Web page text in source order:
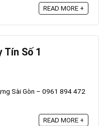
READ MORE +
Tín Số 1
Sài Gòn – 0961 894 472
READ MORE +